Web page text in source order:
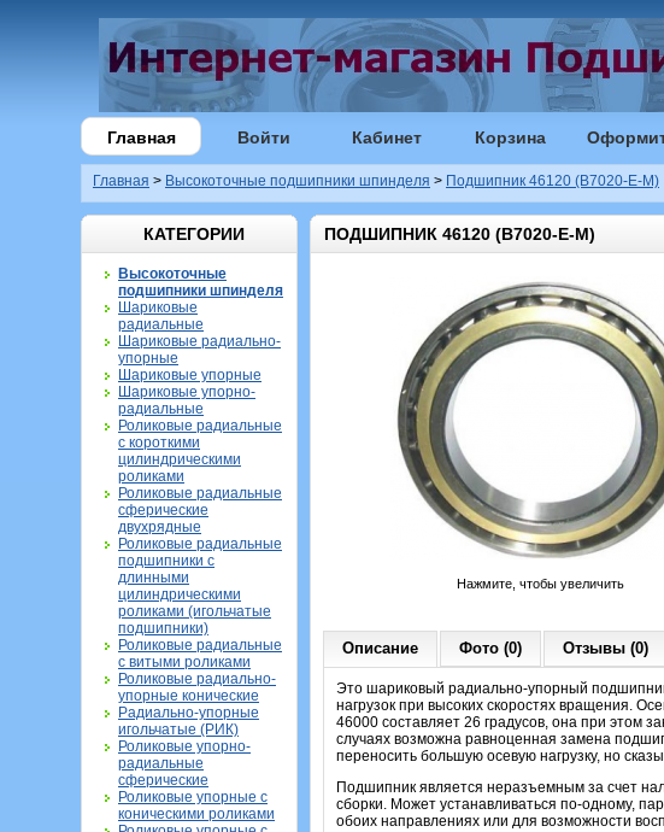
Главная Войти Кабинет Корзина
Главная > Высокоточные подшипники шпинделя > Подшипник 46120 (B7020-E-M)
КАТЕГОРИИ
Высокоточные
подшипники шпинделя
Шариковые
радиальные
Шариковые радиально-
упорные
Шариковые упорные
Шариковые упорно-
радиальные
Роликовые радиальные
с короткими
цилиндрическими
роликами
Роликовые радиальные
сферические
двухрядные
Роликовые радиальные
подшипники с
длинными
цилиндрическими
роликами (игольчатые
подшипники)
Роликовые радиальные
с витыми роликами
Роликовые радиально-
упорные конические
Радиально-упорные
игольчатые (РИК)
Роликовые упорно-
радиальные
сферические
Роликовые упорные с
коническими роликами
ПОДШИПНИК 46120 (B7020-E-M)
Нажмите, чтобы увеличить
Описание Фото (0) Отзывы (0)
Это шариковый радиально-упорный
нагрузок при высоких скоростях вращения.
46000 составляет 26 градусов, она при этом
случаях возможна равноценная замена
переносить большую осевую нагрузку, но
Подшипник является неразъемным за счет
сборки. Может устанавливаться по-одному,
обоих направлениях или для возможности